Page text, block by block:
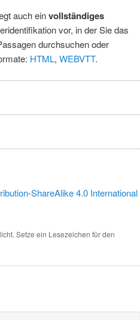
auch einvollständiges
vor, in der Sie das
durchsuchen oder
HTML, WEBVTT.
ShareAlike 4.0 International
Setze ein Lesezeichen für den